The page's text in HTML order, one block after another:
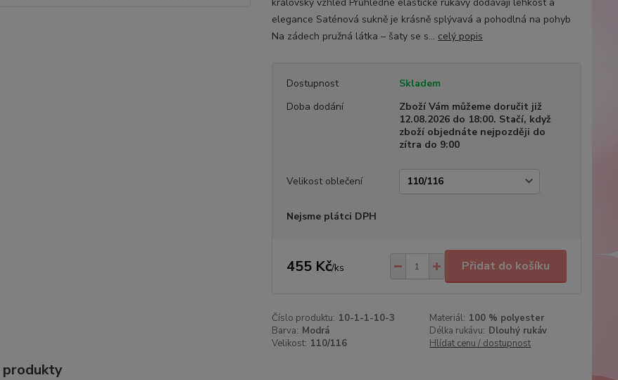
elegance Saténová sukně je krásně splývavá a pohodlná na pohyb
Na zádech pružná látka – šaty se s... celý popis
Dostupnost
Skladem
Doba dodání
Zboží Vám můžeme doručit již
12.08.2026 do 18:00. Stačí, když
zboží objednáte nejpozději do
zítra do 9:00
Velikost oblečení
Nejsme plátci DPH
455 Kč/ks Přidat do košíku
Číslo produktu: 10-1-1-10-3 Materiál: 100 % polyester
Barva: Modrá Délka rukávu: Dlouhý rukáv
Velikost: 110/116 Hlídat cenu / dostupnost
produkty